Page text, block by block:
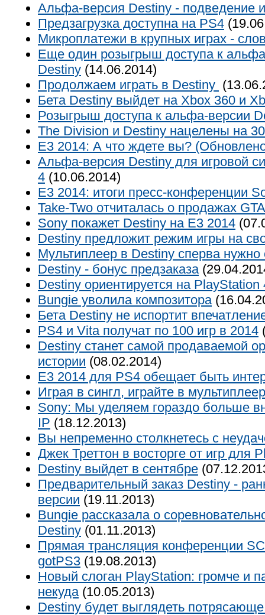
Альфа-версия Destiny - подведение
Предзагрузка доступна на PS4
Микроплатежи в крупных играх -
Еще один розыгрыш доступа к
Destiny (14.06.2014)
Продолжаем играть в Destiny
Бета Destiny выйдет на Xbox 360 и
Розыгрыш доступа к альфа-версии
The Division и Destiny нацелены на
E3 2014: А что ждете вы?
Альфа-версия Destiny для игровой
4 (10.06.2014)
E3 2014: итоги пресс-конференции
Take-Two отчиталась о продажах
Sony покажет Destiny на E3 2014
Destiny предложит режим игры на
Мультиплеер в Destiny сперва нужно
Destiny - бонус предзаказа
Destiny ориентируется на PlayStation
Bungie уволила композитора
Бета Destiny не испортит
PS4 и Vita получат по 100 игр в 2014
Destiny станет самой продаваемой
истории (08.02.2014)
Е3 2014 для PS4 обещает быть
Играя в сингл, играйте в мультиплеер
Sony: Мы уделяем гораздо больше
IP (18.12.2013)
Вы непременно столкнетесь с
Джек Треттон в восторге от игр для
Destiny выйдет в сентябре
Предварительный заказ Destiny -
версии (19.11.2013)
Bungie рассказала о
Destiny (01.11.2013)
Прямая трансляция конференции
gotPS3 (19.08.2013)
Новый слоган PlayStation: громче и
некуда(10.05.2013)
Destiny будет выглядеть